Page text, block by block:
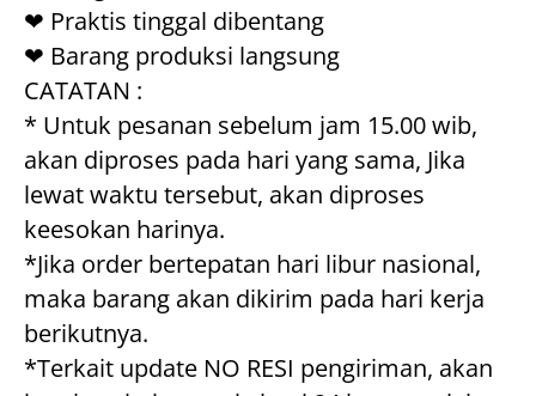
❤ Praktis tinggal dibentang
❤ Barang produksi langsung
CATATAN :
* Untuk pesanan sebelum jam 15.00 wib,
akan diproses pada hari yang sama, Jika
lewat waktu tersebut, akan diproses
keesokan harinya.
*Jika order bertepatan hari libur nasional,
maka barang akan dikirim pada hari kerja
berikutnya.
*Terkait update NO RESI pengiriman, akan